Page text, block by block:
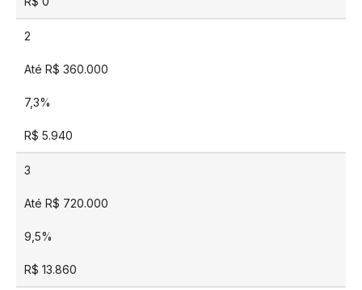
2
Até R$ 360.000
7,3%
R$ 5.940
3
Até R$ 720.000
9,5%
R$ 13.860